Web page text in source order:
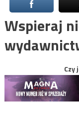
Wspieraj
Czy